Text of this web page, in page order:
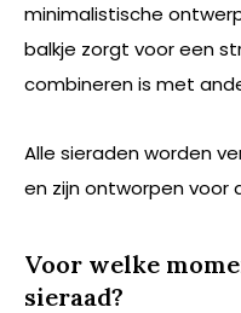
minimalistische
balkje zorgt voor een
combineren is met
Alle sieraden worden
en zijn ontworpen voor
Voor welke
sieraad?